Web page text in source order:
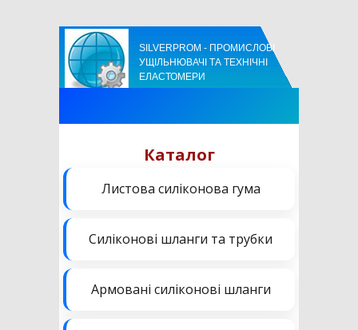
SILVERPROM - ПРОМИСЛОВІ
УЩІЛЬНЮВАЧІ ТА ТЕХНІЧНІ
ЕЛАСТОМЕРИ
Каталог
Листова силіконова гума
Силіконові шланги та трубки
Армовані силіконові шланги